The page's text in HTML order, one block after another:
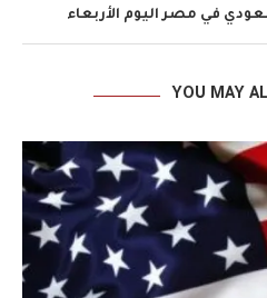
في مصر اليوم الأربعاء
YOU MAY